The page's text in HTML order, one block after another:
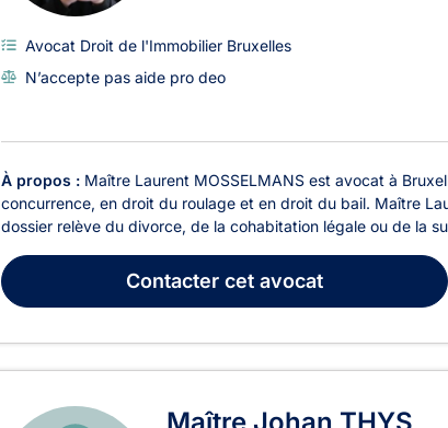
Avocat Droit de l'Immobilier Bruxelles
N’accepte pas aide pro deo
À propos : Maître Laurent MOSSELMANS est avocat à
concurrence, en droit du roulage et en droit du bail. Maître
dossier relève du divorce, de la cohabitation légale ou de la
Contacter cet avocat